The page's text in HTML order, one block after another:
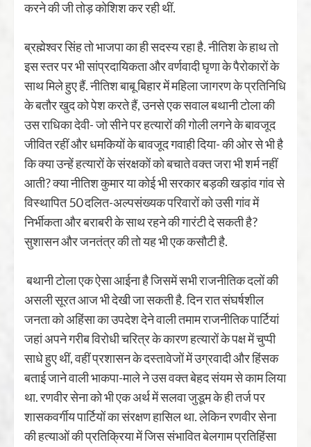
करने की जी तोड़ कोशिश कर रही थीं.
ब्रह्मेश्वर सिंह तो भाजपा का ही सदस्य रहा है. नीतिश के हाथ तो
इस स्तर पर भी सांप्रदायिकता और वर्णवादी घृणा के पैरोकारों के
साथ मिले हुए हैं. नीतिश बाबू बिहार में महिला जागरण के प्रतिनिधि
के बतौर खुद को पेश करते हैं, उनसे एक सवाल बथानी टोला की
उस राधिका देवी- जो सीने पर हत्यारों की गोली लगने के बावजूद
जीवित रहीं और धमकियों के बावजूद गवाही दिया- की ओर से भी है
कि क्या उन्हें हत्यारों के संरक्षकों को बचाते वक्त जरा भी शर्म नहीं
आती? क्या नीतिश कुमार या कोई भी सरकार बड़की खड़ांव गांव से
विस्थापित 50 दलित-अल्पसंख्यक परिवारों को उसी गांव में
निर्भीकता और बराबरी के साथ रहने की गारंटी दे सकती है?
सुशासन और जनतंत्र की तो यह भी एक कसौटी है.
बथानी टोला एक ऐसा आईना है जिसमें सभी राजनीतिक दलों की
असली सूरत आज भी देखी जा सकती है. दिन रात संघर्षशील
जनता को अहिंसा का उपदेश देने वाली तमाम राजनीतिक पार्टियां
जहां अपने गरीब विरोधी चरित्र के कारण हत्यारों के पक्ष में चुप्पी
साधे हुए थीं, वहीं प्रशासन के दस्तावेजों में उग्रवादी और हिंसक
बताई जाने वाली भाकपा-माले ने उस वक्त बेहद संयम से काम लिया
था. रणवीर सेना को भी एक अर्थ में सलवा जुडूम के ही तर्ज पर
शासकवर्गीय पार्टियों का संरक्षण हासिल था. लेकिन रणवीर सेना
की हत्याओं की प्रतिक्रिया में जिस संभावित बेलगाम प्रतिहिंसा